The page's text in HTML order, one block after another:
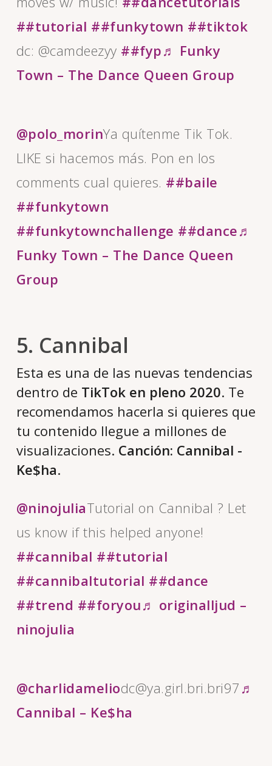
##tutorial ##funkytown ##tiktok
dc: @camdeezyy ##fyp♬ Funky
Town – The Dance Queen Group
@polo_morinYa quítenme Tik Tok.
LIKE si hacemos más. Pon en los
comments cual quieres. ##baile
##funkytown
##funkytownchallenge ##dance♬
Funky Town – The Dance Queen
Group
5. Cannibal
Esta es una de las nuevas tendencias
dentro de TikTok en pleno 2020. Te
recomendamos hacerla si quieres que
tu contenido llegue a millones de
visualizaciones. Canción: Cannibal -
Ke$ha.
@ninojuliaTutorial on Cannibal ? Let
us know if this helped anyone!
##cannibal ##tutorial
##cannibaltutorial ##dance
##trend ##foryоu♬ originalljud –
ninojulia
@charlidameliodc@ya.girl.bri.bri97 ♬
Cannibal – Ke$ha